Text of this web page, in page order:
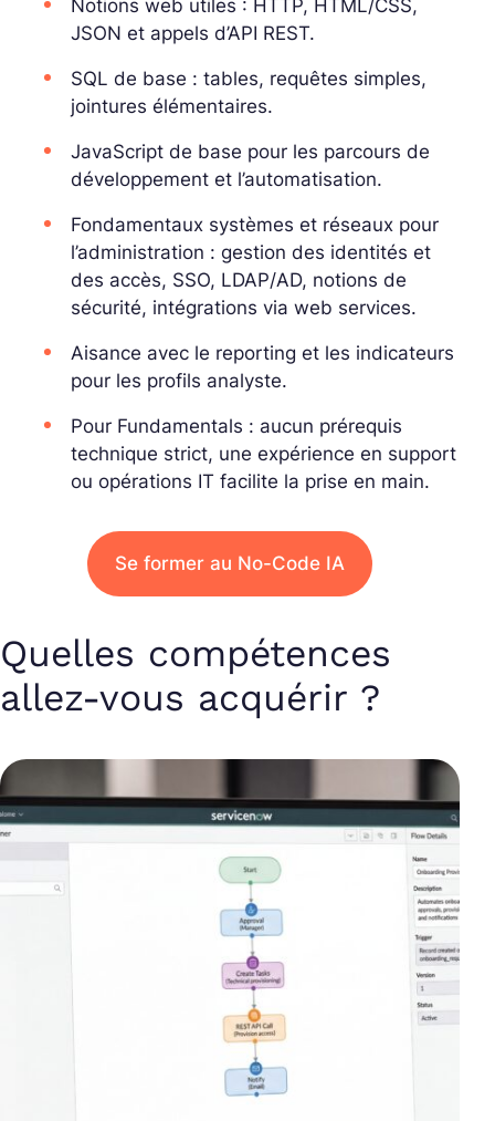
Notions web utiles : HTTP, HTML/CSS,
JSON et appels d’API REST.
SQL de base : tables, requêtes simples,
jointures élémentaires.
JavaScript de base pour les parcours de
développement et l’automatisation.
Fondamentaux systèmes et réseaux pour
l’administration : gestion des identités et
des accès, SSO, LDAP/AD, notions de
sécurité, intégrations via web services.
Aisance avec le reporting et les indicateurs
pour les profils analyste.
Pour Fundamentals : aucun prérequis
technique strict, une expérience en support
ou opérations IT facilite la prise en main.
Se former au No-Code IA
Quelles compétences
allez-vous acquérir ?